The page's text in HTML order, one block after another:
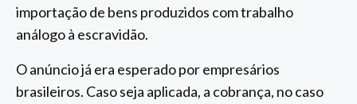
importação de bens produzidos com trabalho
análogo à escravidão.
O anúncio já era esperado por empresários
brasileiros. Caso seja aplicada, a cobrança, no caso